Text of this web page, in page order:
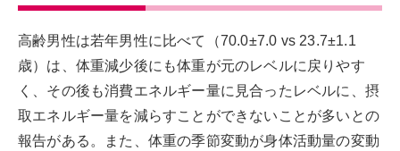
高齢男性は若年男性に比べて（70.0±7.0 vs 23.7±1.1
歳）は、体重減少後にも体重が元のレベルに戻りやす
く、その後も消費エネルギー量に見合ったレベルに、摂
取エネルギー量を減らすことができないことが多いとの
報告がある。また、体重の季節変動が身体活動量の変動